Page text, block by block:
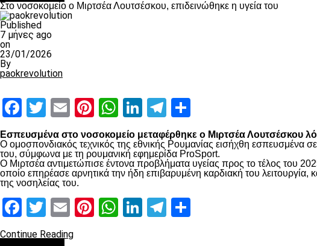
Στο νοσοκομείο ο Μιρτσέα Λουτσέσκου, επιδεινώθηκε η υγεία του
Published
7 μήνες ago
on
23/01/2026
By
paokrevolution
Facebook
Twitter
EmailPinterest
WhatsApp
LinkedIn
Telegram
Εσπευσμένα στο νοσοκομείο μεταφέρθηκε ο Μιρτσέα Λουτσέσκου
Ο ομοσπονδιακός τεχνικός της εθνικής Ρουμανίας εισήχθη εσπευσμένα
του, σύμφωνα με τη ρουμανική εφημερίδα ProSport.
Ο Μιρτσέα αντιμετώπισε έντονα προβλήματα υγείας προς το τέλος του
οποίο επηρέασε αρνητικά την ήδη επιβαρυμένη καρδιακή του λειτουργία,
της νοσηλείας του.
Facebook
Twitter
EmailPinterest
WhatsApp
LinkedIn
Telegram
Continue Reading